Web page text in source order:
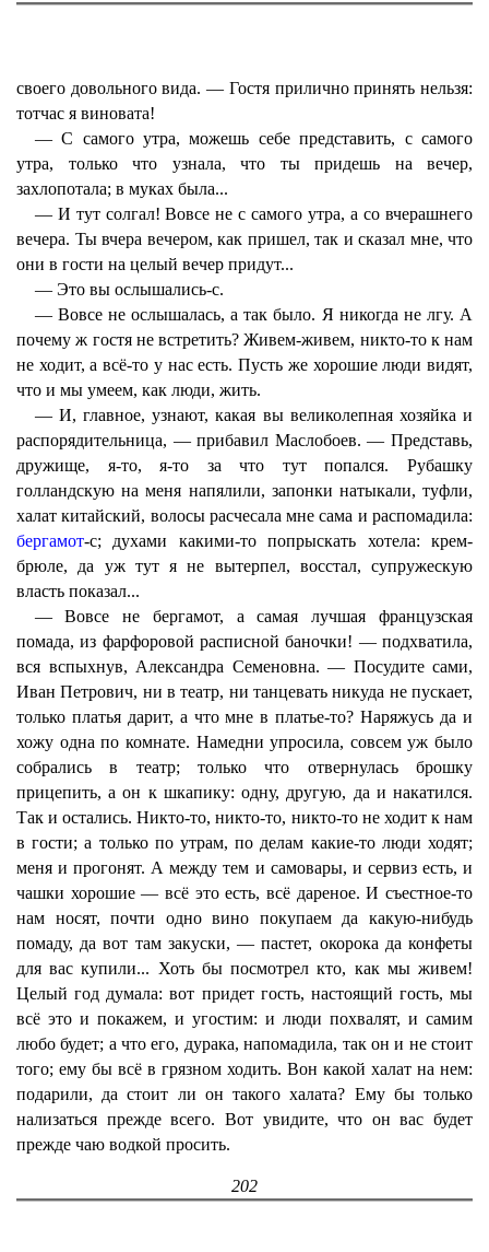
своего довольного вида. — Гостя прилично принять нельзя:
тотчас я виновата!
— С самого утра, можешь себе представить, с самого
утра, только что узнала, что ты придешь на вечер,
захлопотала; в муках была...
— И тут солгал! Вовсе не с самого утра, а со вчерашнего
вечера. Ты вчера вечером, как пришел, так и сказал мне, что
они в гости на целый вечер придут...
— Это вы ослышались-с.
— Вовсе не ослышалась, а так было. Я никогда не лгу. А
почему ж гостя не встретить? Живем-живем, никто-то к нам
не ходит, а всё-то у нас есть. Пусть же хорошие люди видят,
что и мы умеем, как люди, жить.
— И, главное, узнают, какая вы великолепная хозяйка и
распорядительница, — прибавил Маслобоев. — Представь,
дружище, я-то, я-то за что тут попался. Рубашку
голландскую на меня напялили, запонки натыкали, туфли,
халат китайский, волосы расчесала мне сама и распомадила:
бергамот-с; духами какими-то попрыскать хотела: крем-
брюле, да уж тут я не вытерпел, восстал, супружескую
власть показал...
— Вовсе не бергамот, а самая лучшая французская
помада, из фарфоровой расписной баночки! — подхватила,
вся вспыхнув, Александра Семеновна. — Посудите сами,
Иван Петрович, ни в театр, ни танцевать никуда не пускает,
только платья дарит, а что мне в платье-то? Наряжусь да и
хожу одна по комнате. Намедни упросила, совсем уж было
собрались в театр; только что отвернулась брошку
прицепить, а он к шкапику: одну, другую, да и накатился.
Так и остались. Никто-то, никто-то, никто-то не ходит к нам
в гости; а только по утрам, по делам какие-то люди ходят;
меня и прогонят. А между тем и самовары, и сервиз есть, и
чашки хорошие — всё это есть, всё дареное. И съестное-то
нам носят, почти одно вино покупаем да какую-нибудь
помаду, да вот там закуски, — пастет, окорока да конфеты
для вас купили... Хоть бы посмотрел кто, как мы живем!
Целый год думала: вот придет гость, настоящий гость, мы
всё это и покажем, и угостим: и люди похвалят, и самим
любо будет; а что его, дурака, напомадила, так он и не стоит
того; ему бы всё в грязном ходить. Вон какой халат на нем:
подарили, да стоит ли он такого халата? Ему бы только
нализаться прежде всего. Вот увидите, что он вас будет
прежде чаю водкой просить.
202